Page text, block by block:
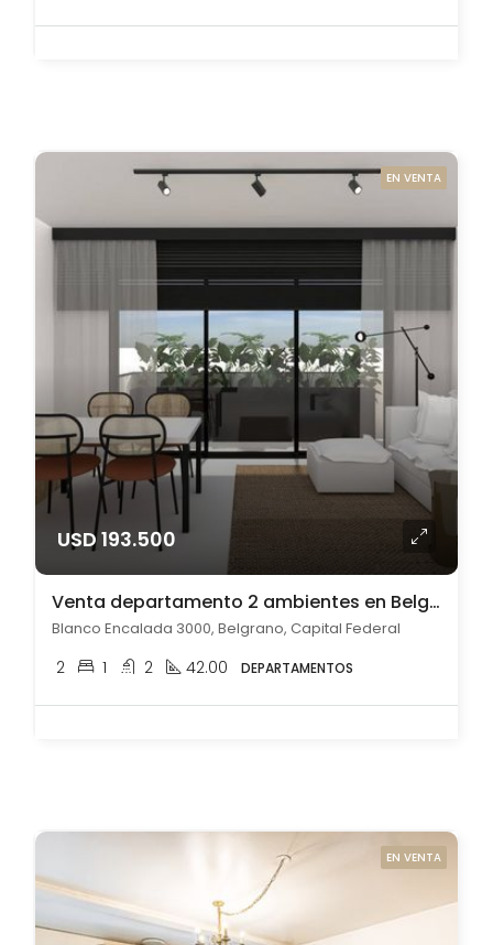
EN VENTA
USD 193.500
Venta departamento 2 ambientes en Belgrano
Blanco Encalada 3000, Belgrano, Capital Federal
2 1 2 42.00 DEPARTAMENTOS
EN VENTA